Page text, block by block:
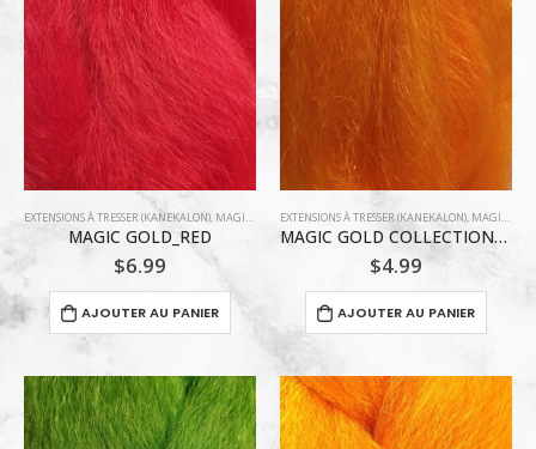
EXTENSIONS À TRESSER (KANEKALON), MAGIC GOLD COLLECTION
MAGIC GOLD_RED
$6.99
AJOUTER AU PANIER
EXTENSIONS À TRESSER (KANEKALON), MAGIC GOLD COLLECTION
MAGIC GOLD COLLECTION_ORANGE
$4.99
AJOUTER AU PANIER